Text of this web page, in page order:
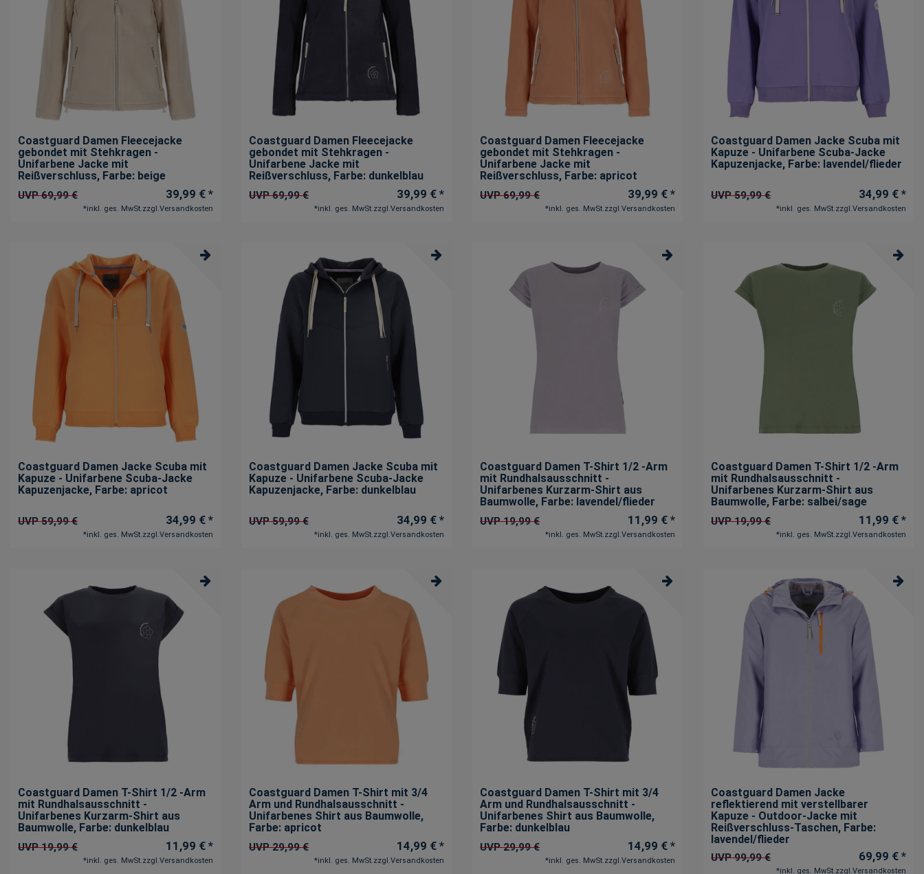
Coastguard Damen Fleecejacke
gebondet mit Stehkragen -
Unifarbene Jacke mit
Reißverschluss, Farbe: beige
UVP 69,99 € 39,99 € *
*inkl. ges. MwSt.zzgl.Versandkosten
Coastguard Damen Fleecejacke
gebondet mit Stehkragen -
Unifarbene Jacke mit
Reißverschluss, Farbe: dunkelblau
UVP 69,99 € 39,99 € *
*inkl. ges. MwSt.zzgl.Versandkosten
Coastguard Damen Fleecejacke
gebondet mit Stehkragen -
Unifarbene Jacke mit
Reißverschluss, Farbe: apricot
UVP 69,99 € 39,99 € *
*inkl. ges. MwSt.zzgl.Versandkosten
Coastguard Damen Jacke Scuba mit
Kapuze - Unifarbene Scuba-Jacke
Kapuzenjacke, Farbe: lavendel/flieder
UVP 59,99 € 34,99 € *
*inkl. ges. MwSt.zzgl.Versandkosten
Coastguard Damen Jacke Scuba mit
Kapuze - Unifarbene Scuba-Jacke
Kapuzenjacke, Farbe: apricot
UVP 59,99 € 34,99 € *
*inkl. ges. MwSt.zzgl.Versandkosten
Coastguard Damen Jacke Scuba mit
Kapuze - Unifarbene Scuba-Jacke
Kapuzenjacke, Farbe: dunkelblau
UVP 59,99 € 34,99 € *
*inkl. ges. MwSt.zzgl.Versandkosten
Coastguard Damen T-Shirt 1/2 -Arm
mit Rundhalsausschnitt -
Unifarbenes Kurzarm-Shirt aus
Baumwolle, Farbe: lavendel/flieder
UVP 19,99 € 11,99 € *
*inkl. ges. MwSt.zzgl.Versandkosten
Coastguard Damen T-Shirt 1/2 -Arm
mit Rundhalsausschnitt -
Unifarbenes Kurzarm-Shirt aus
Baumwolle, Farbe: salbei/sage
UVP 19,99 € 11,99 € *
*inkl. ges. MwSt.zzgl.Versandkosten
Coastguard Damen T-Shirt 1/2 -Arm
mit Rundhalsausschnitt -
Unifarbenes Kurzarm-Shirt aus
Baumwolle, Farbe: dunkelblau
UVP 19,99 € 11,99 € *
*inkl. ges. MwSt.zzgl.Versandkosten
Coastguard Damen T-Shirt mit 3/4
Arm und Rundhalsausschnitt -
Unifarbenes Shirt aus Baumwolle,
Farbe: apricot
UVP 29,99 € 14,99 € *
*inkl. ges. MwSt.zzgl.Versandkosten
Coastguard Damen T-Shirt mit 3/4
Arm und Rundhalsausschnitt -
Unifarbenes Shirt aus Baumwolle,
Farbe: dunkelblau
UVP 29,99 € 14,99 € *
*inkl. ges. MwSt.zzgl.Versandkosten
Coastguard Damen Jacke
reflektierend mit verstellbarer
Kapuze - Outdoor-Jacke mit
Reißverschluss-Taschen, Farbe:
lavendel/flieder
UVP 99,99 € 69,99 € *
*inkl. ges. MwSt.zzgl.Versandkosten